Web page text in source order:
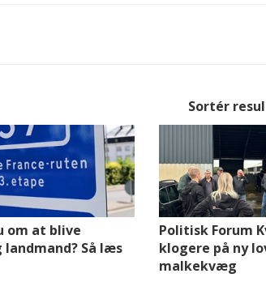
Sortér
om at blive
Så læs
Politisk Forum
klogere på ny
malkekvæg